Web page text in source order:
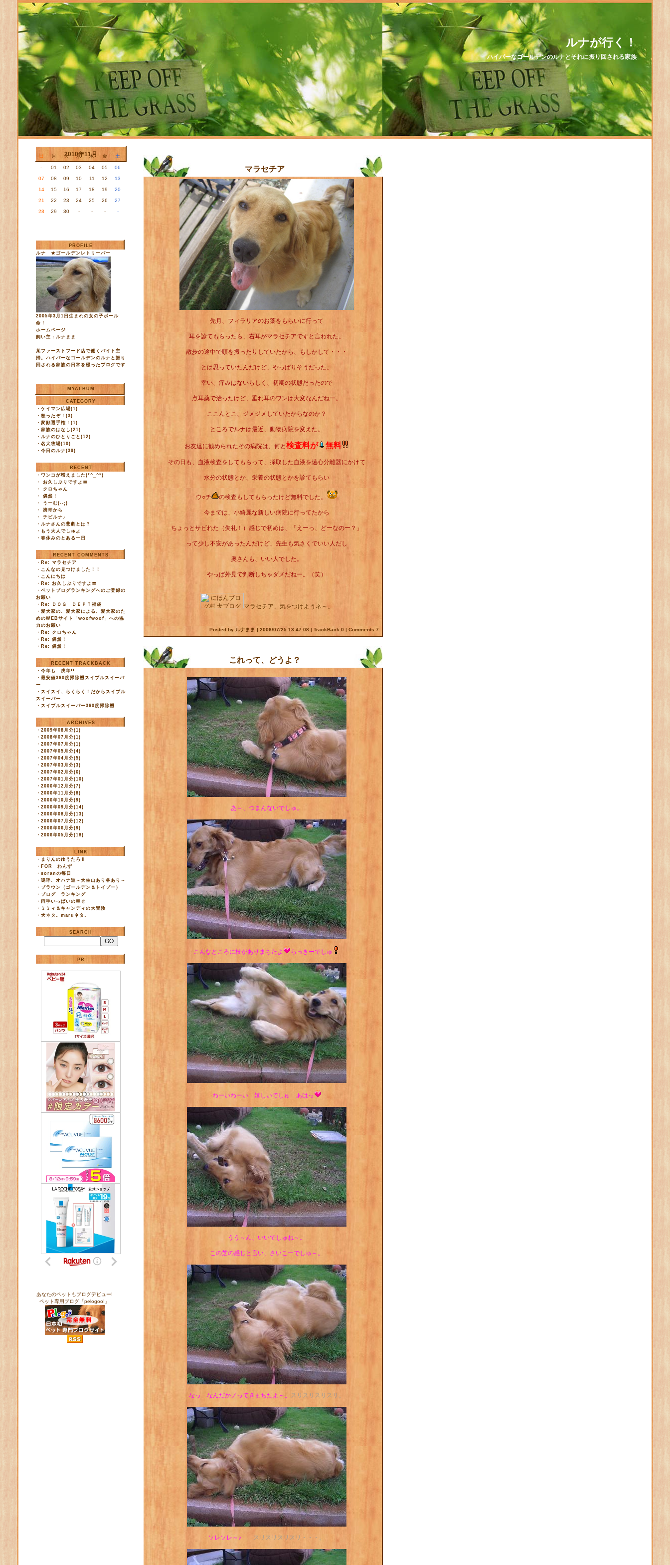
ルナが行く！
ハイパーなゴールデンのルナとそれに振り回される家族
2010年11月
日 月 火 水 木 金 土
- 01 02 03 04 05
06
07
08 09 10 11 12
13
14
15 16 17 18 19
20
21
22 23 24 25 26
27
28
29 30 - - - -
PROFILE
ルナ ★ゴールデンレトリーバー
2005年3月1日生まれの女の子ボール
命！
ホームページ
飼い主：ルナまま
某ファーストフード店で働くバイト主
婦。ハイパーなゴールデンのルナと振り
回される家族の日常を綴ったブログです
MYALBUM
CATEGORY
・ ケイマン広場(1)
・ 怒ったぞ！(3)
・ 変顔選手権！(1)
・ 家族のはなし(21)
・ ルナのひとりごと(12)
・ 名犬牧場(10)
・ 今日のルナ(39)
RECENT
・ ワンコが増えました(*^_^*)
・
お久しぶりですよ〓
・
クロちゃん
・
偶然！
・
うーむ(--;)
・
携帯から
・
チビルナ♪
・ ルナさんの悲劇とは？
・ もう大人でしゅよ
・ 春休みのとある一日
RECENT COMMENTS
・ Re: マラセチア
・ こんなの見つけました！！
・ こんにちは
・ Re: お久しぶりですよ〓
・ ペットブログランキングへのご登録の
お願い
・ Re: ＤＯＧ ＤＥＰＴ福袋
・ 愛犬家の、愛犬家による、愛犬家のた
めのWEBサイト「woofwoof」への協
力のお願い
・ Re: クロちゃん
・ Re: 偶然！
・ Re: 偶然！
RECENT TRACKBACK
・ 今年も 戌年!!
・ 最安値360度掃除機スイブルスイーパ
ー
・ スイスイ、らくらく！だからスイブル
スイーパー
・ スイブルスイーパー360度掃除機
ARCHIVES
・ 2009年08月分(1)
・ 2008年07月分(1)
・ 2007年07月分(1)
・ 2007年05月分(4)
・ 2007年04月分(5)
・ 2007年03月分(3)
・ 2007年02月分(6)
・ 2007年01月分(10)
・ 2006年12月分(7)
・ 2006年11月分(8)
・ 2006年10月分(9)
・ 2006年09月分(14)
・ 2006年08月分(13)
・ 2006年07月分(12)
・ 2006年06月分(9)
・ 2006年05月分(18)
LINK
・ まりんのゆうたろⅡ
・ FOR わんず
・ soranの毎日
・ 嗚呼、オハナ道～犬生山あり谷あり～
・ ブラウン（ゴールデン＆トイプー）
・ ブログ ランキング
・ 両手いっぱいの幸せ
・ ミミィ＆キャンディの大冒険
・ 犬ネタ。maruネタ。
SEARCH
PR
あなたのペットもブログデビュー!
ペット専用ブログ「pelogoo!」
マラセチア
先月、フィラリアのお薬をもらいに行って
耳を診てもらったら、右耳がマラセチアですと言われた。
散歩の途中で頭を振ったりしていたから、もしかして・・・
とは思っていたんだけど、やっぱりそうだった。
幸い、痒みはないらしく、初期の状態だったので
点耳薬で治ったけど、垂れ耳のワンは大変なんだねー。
ここんとこ、ジメジメしていたからなのか？
ところでルナは最近、動物病院を変えた。
お友達に勧められたその病院は、何と 検査料が 無料
その日も、血液検査をしてもらって、採取した血液を遠心分離器にかけて
水分の状態とか、栄養の状態とかを診てもらい
ウ○チ の検査もしてもらったけど無料でした。
今までは、小綺麗な新しい病院に行ってたから
ちょっとサビれた（失礼！）感じで初めは、「えーっ、どーなのー？」
って少し不安があったんだけど、先生も気さくでいい人だし
奥さんも、いい人でした。
やっぱ外見で判断しちゃダメだねー。（笑）
マラセチア、気をつけようネ～。
Posted by ルナまま | 2006/07/25 13:47:08 | TrackBack:0 | Comments:7
これって、どうよ？
あ～、つまんないでしゅ。
こんなところに枝がありまちたよ らっきーでしゅ
わーいわーい 嬉しいでしゅ あはっ
うう～ん、いいでしゅね～。
この芝の感じと言い、さいこーでしゅ～。
なっ なんだかノってきまちたよ～。 スリスリスリスリ。
ソレソレ～♪ スリスリスリスリ・・・。